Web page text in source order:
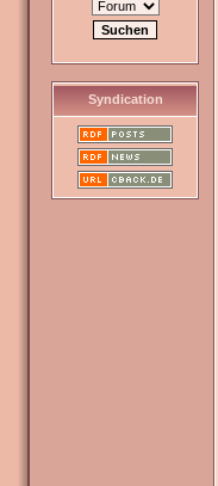
Syndication